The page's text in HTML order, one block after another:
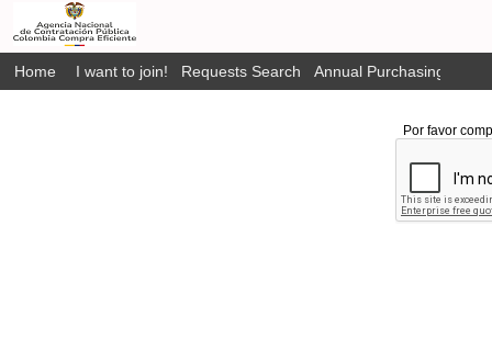
Home I want to join! Requests Search Annual Purchasing Plan
Por favor